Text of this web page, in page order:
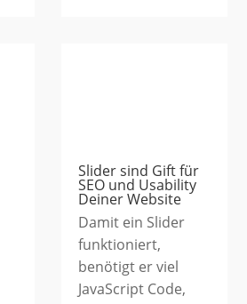
Slider sind Gift für
SEO und Usability
Deiner Website
Damit ein Slider
funktioniert,
benötigt er viel
JavaScript Code,